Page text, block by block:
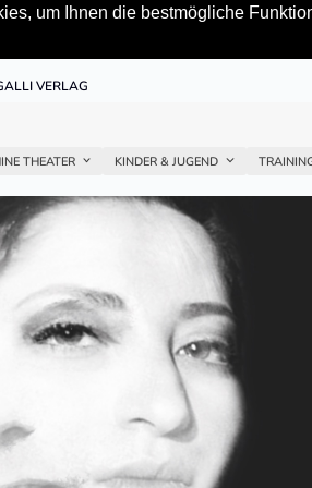
um Ihnen die bestmögliche
VERLAG
THEATER KINDER & JUGEND